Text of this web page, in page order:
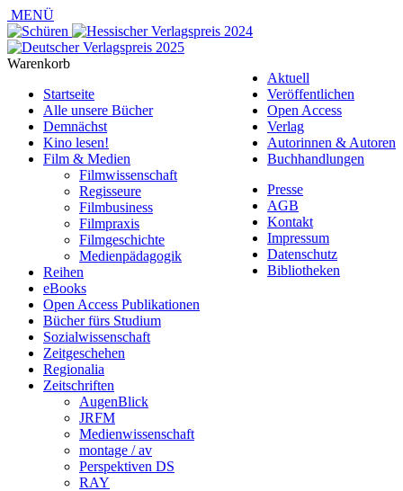
MENÜ
Aktuell
Veröffentlichen
Open Access
Verlag
Autorinnen & Autoren
Buchhandlungen
Presse
AGB
Kontakt
Impressum
Datenschutz
Bibliotheken
Warenkorb
Startseite
Alle unsere Bücher
Demnächst
Kino lesen!
Film & Medien
Filmwissenschaft
Regisseure
Filmbusiness
Filmpraxis
Filmgeschichte
Medienpädagogik
Reihen
eBooks
Open Access Publikationen
Bücher fürs Studium
Sozialwissenschaft
Zeitgeschehen
Regionalia
Zeitschriften
AugenBlick
JRFM
Medienwissenschaft
montage / av
Perspektiven DS
RAY